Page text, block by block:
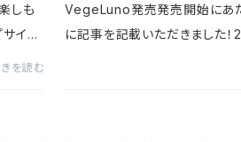
しも
イク
を読む
VegeLuno発売発売開始にあ
に記事を記載いただきました
民報記事：https://